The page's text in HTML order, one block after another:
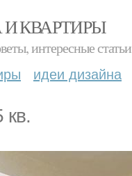
И КВАРТИРЫ
интересные статьи
идеи дизайна
кв.